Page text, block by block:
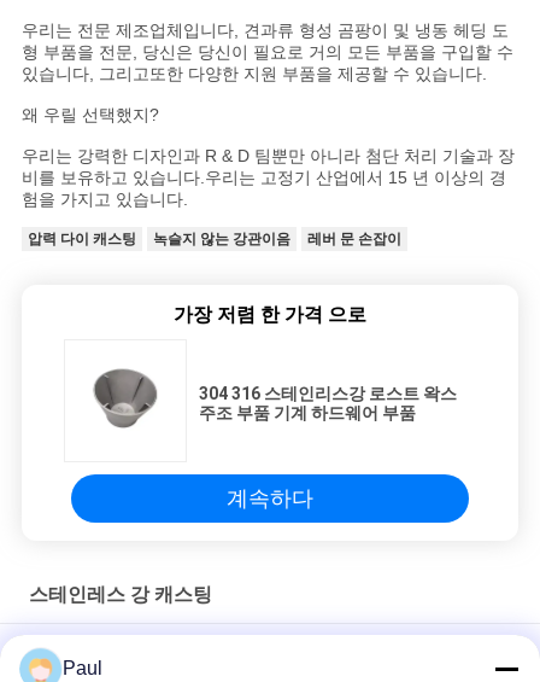
우리는 전문 제조업체입니다, 견과류 형성 곰팡이 및 냉동 헤딩 도
형 부품을 전문, 당신은 당신이 필요로 거의 모든 부품을 구입할 수
있습니다, 그리고 또한 다양한 지원 부품을 제공할 수 있습니다.
왜 우릴 선택했지?
우리는 강력한 디자인과 R & D 팀뿐만 아니라 첨단 처리 기술과 장
비를 보유하고 있습니다. 우리는 고정기 산업에서 15 년 이상의 경
험을 가지고 있습니다.
압력 다이 캐스팅 녹슬지 않는 강관이음 레버 문 손잡이
가장 저렴 한 가격 으로
304 316 스테인리스강 로스트 왁스
주조 부품 기계 하드웨어 부품
계속하다
스테인레스 강 캐스팅
맞춤형 도매 로스트 왁스 주조 304 316 스테인리스 스틸 금속 투자
주조 부품
Paul